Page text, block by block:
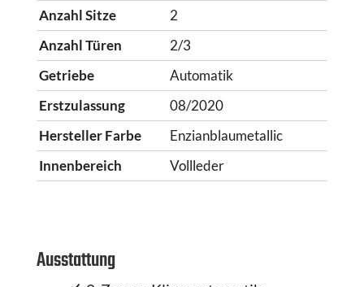
Anzahl Sitze
2
Anzahl Türen
2/3
Getriebe
Automatik
Erstzulassung
08/2020
Hersteller Farbe
Enzianblaumetallic
Innenbereich
Vollleder
Ausstattung